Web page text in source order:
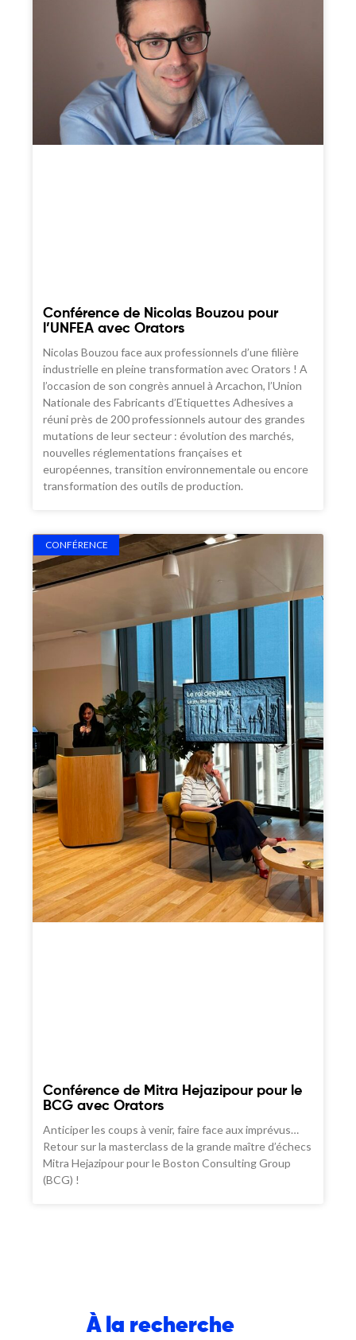
Conférence de Nicolas Bouzou pour
l’UNFEA avec Orators
Nicolas Bouzou face aux professionnels d’une filière
industrielle en pleine transformation avec Orators ! A
l’occasion de son congrès annuel à Arcachon, l’Union
Nationale des Fabricants d’Etiquettes Adhesives a
réuni près de 200 professionnels autour des grandes
mutations de leur secteur : évolution des marchés,
nouvelles réglementations françaises et
européennes, transition environnementale ou encore
transformation des outils de production.
CONFÉRENCE
Conférence de Mitra Hejazipour pour le
BCG avec Orators
Anticiper les coups à venir, faire face aux imprévus…
Retour sur la masterclass de la grande maître d’échecs
Mitra Hejazipour pour le Boston Consulting Group
(BCG) !
À la recherche